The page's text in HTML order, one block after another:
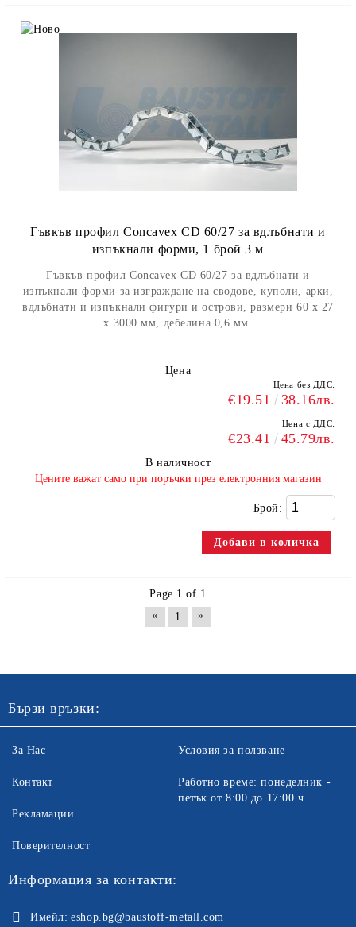
Гъвкъв профил Concavex CD 60/27 за вдлъбнати и
изпъкнали форми, 1 брой 3 м
Гъвкъв профил Concavex CD 60/27 за вдлъбнати и
изпъкнали форми за изграждане на сводове, куполи, арки,
вдлъбнати и изпъкнали фигури и острови, размери 60 x 27
x 3000 мм, дебелина 0,6 мм.
Цена
Цена без ДДС:
€19.51 38.16лв.
Цена с ДДС:
€23.41 45.79лв.
В наличност
​Цените важат само при поръчки през електронния магазин
Брой:
Page 1 of 1
«
1 »
Бързи връзки:
За Нас
Контакт
Рекламации
Поверителност
Условия за ползване
Работно време: понеделник -
петък от 8:00 до 17:00 ч.
Информация за контакти:
Имейл: eshop.bg@baustoff-metall.com